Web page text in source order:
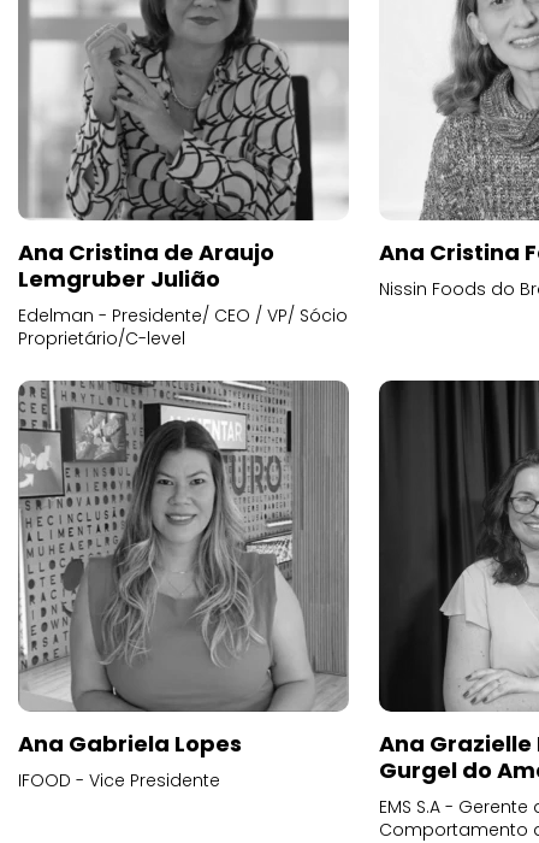
Ana Cristina de Araujo
Lemgruber Julião
Edelman - Presidente/ CEO / VP/ Sócio
Proprietário/C-level
Ana Cristina
Nissin Foods do
Ana Gabriela Lopes
IFOOD - Vice Presidente
Ana
Gurgel do
EMS S.A -
Comportamento